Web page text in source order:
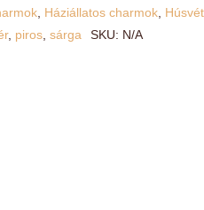
, Háziállatos charmok,
, piros, sárga SKU: N/A